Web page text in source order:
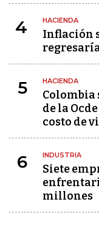
4 HACIENDA
Inflación
5 HACIENDA
Colombia
de la
costo de
6 INDUSTRIA
Siete
millones